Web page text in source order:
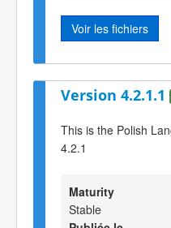
Voir les fichiers
Version 4.2.1.1
This is the Polish
4.2.1
Maturity
Stable